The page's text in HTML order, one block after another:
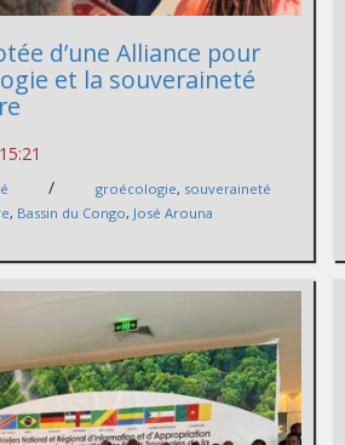
d’une Alliance pour
et la souveraineté
/ groécologie, souveraineté
, Bassin du Congo, José Arouna